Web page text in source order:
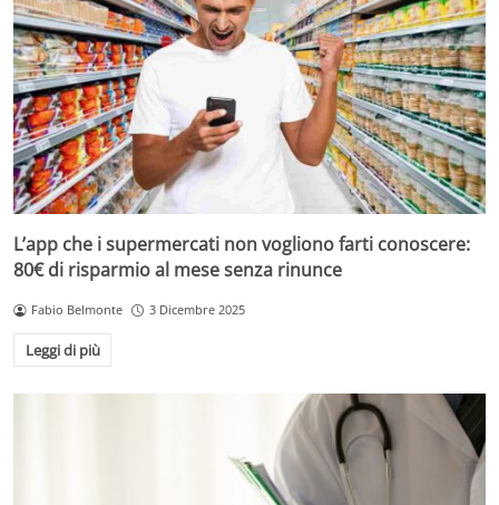
L’app che i supermercati non vogliono farti conoscere:
80€ di risparmio al mese senza rinunce
Fabio Belmonte 3 Dicembre 2025
Leggi di più